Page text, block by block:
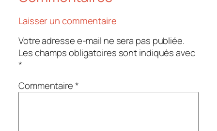
Laisser un commentaire
Votre adresse e-mail ne sera pas publiée.
Les champs obligatoires sont indiqués avec
*
Commentaire*